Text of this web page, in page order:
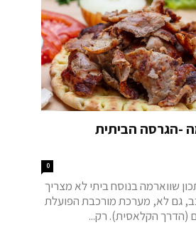
-הגרסה הביתית
0
שווארמה בנוסח ביתי לא מצריך
גם לא, מערכת מורכבת הפועלת
(הדרך הקלאסית). רק...